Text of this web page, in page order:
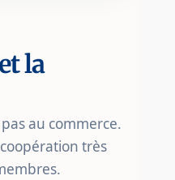
la
au commerce.
très